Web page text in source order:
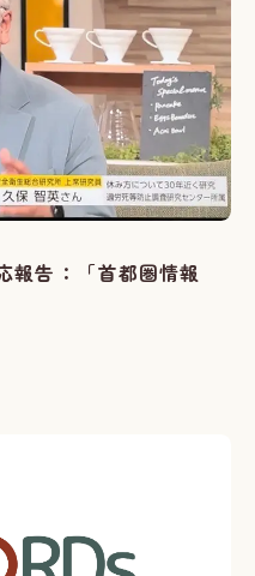
報告：「首都圏情報